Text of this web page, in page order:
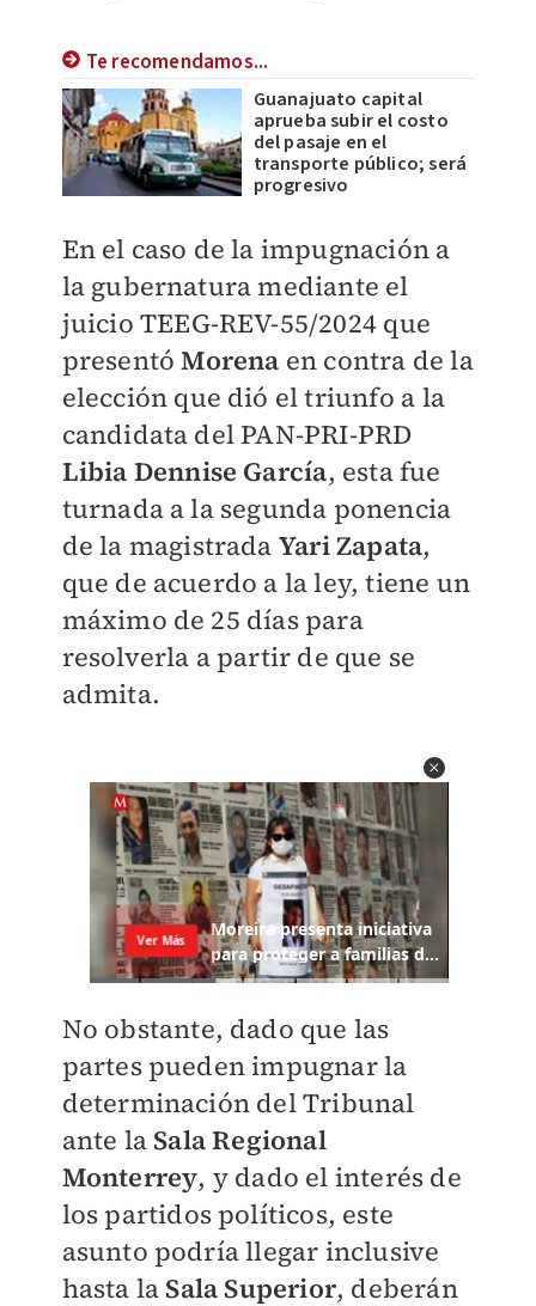
Te recomendamos...
Guanajuato capital
aprueba subir el costo
del pasaje en el
transporte público; será
progresivo
En el caso de la impugnación a
la gubernatura mediante el
juicio TEEG-REV-55/2024 que
presentóMorena en contra de la
elección que dió el triunfo a la
candidata del PAN-PRI-PRD
Libia Dennise García, esta fue
turnada a la segunda ponencia
de la magistrada Yari Zapata,
que de acuerdo a la ley, tiene un
máximo de 25 días para
resolverla a partir de que se
admita.
No obstante, dado que las
partes pueden impugnar la
determinación del Tribunal
ante la Sala Regional
Monterrey, y dado el interés de
los partidos políticos, este
asunto podría llegar inclusive
hasta la Sala Superior, deberán